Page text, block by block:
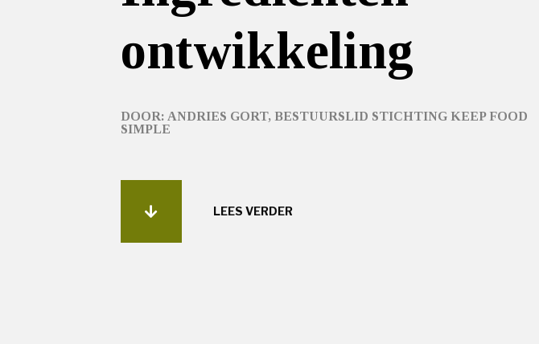
ontwikkeling
DOOR: ANDRIES GORT, BESTUURSLID STICHTING KEEP FOOD
SIMPLE
LEES VERDER